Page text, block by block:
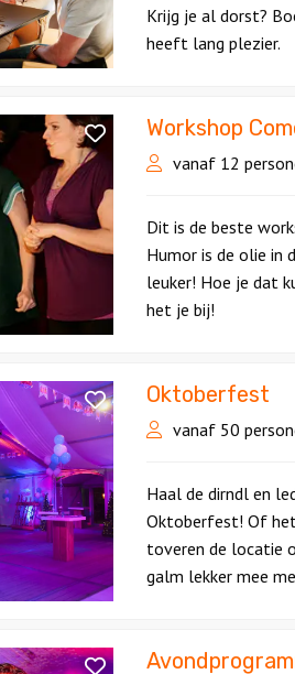
Krijg je al dorst?
heeft lang plezier.
Workshop
vanaf 12
Dit is de beste
Humor is de olie in
leuker! Hoe je dat
het je bij!
Oktoberfest
vanaf 50
Haal de dirndl en
Oktoberfest! Of
toveren de locatie
galm lekker mee